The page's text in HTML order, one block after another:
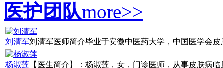
医护团队more>>
刘清军刘清军医师简介毕业于安徽中医药大学，中国医学会皮
杨淑莲 【医生简介】：杨淑莲，女，门诊医师，从事皮肤病